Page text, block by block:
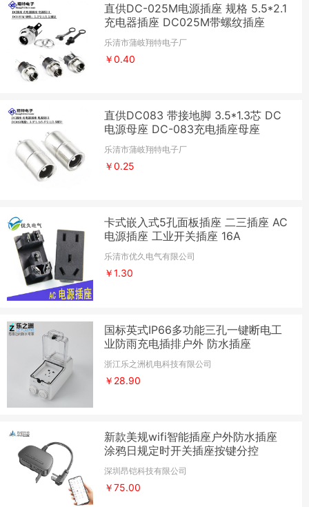
直供DC-025M电源插座 规格 5.5*2.1
充电器插座 DC025M带螺纹插座
乐清市蒲岐翔特电子厂
￥0.40
直供DC083 带接地脚 3.5*1.3芯 DC
电源母座 DC-083充电插座母座
乐清市蒲岐翔特电子厂
￥0.25
卡式嵌入式5孔面板插座 二三插座 AC
电源插座 工业开关插座 16A
乐清市优久电气有限公司
￥1.30
国标英式IP66多功能三孔一键断电工
业防雨充电插排户外 防水插座
浙江乐之洲机电科技有限公司
￥28.90
新款美规wifi智能插座户外防水插座
涂鸦日规定时开关插座按键分控
深圳昂铠科技有限公司
￥75.00